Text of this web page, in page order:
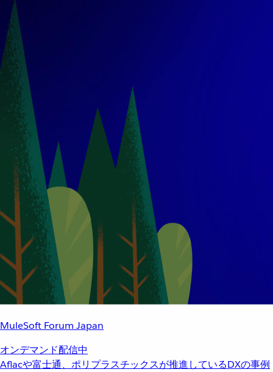
MuleSoft Forum Japan
オンデマンド配信中
Aflacや富士通、ポリプラスチックスが推進しているDXの事例